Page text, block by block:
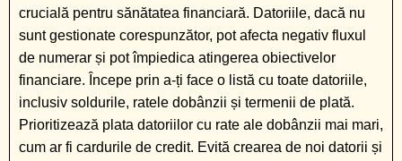
crucială pentru sănătatea financiară. Datoriile, dacă nu
sunt gestionate corespunzător, pot afecta negativ fluxul
de numerar și pot împiedica atingerea obiectivelor
financiare. Începe prin a-ți face o listă cu toate datoriile,
inclusiv soldurile, ratele dobânzii și termenii de plată.
Prioritizează plata datoriilor cu rate ale dobânzii mai mari,
cum ar fi cardurile de credit. Evită crearea de noi datorii și